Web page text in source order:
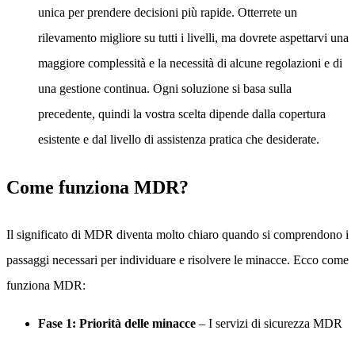
unica per prendere decisioni più rapide. Otterrete un
rilevamento migliore su tutti i livelli, ma dovrete aspettarvi una
maggiore complessità e la necessità di alcune regolazioni e di
una gestione continua. Ogni soluzione si basa sulla
precedente, quindi la vostra scelta dipende dalla copertura
esistente e dal livello di assistenza pratica che desiderate.
Come funziona MDR?
Il significato di MDR diventa molto chiaro quando si comprendono i
passaggi necessari per individuare e risolvere le minacce. Ecco come
funziona MDR:
Fase 1: Priorità delle minacce – I servizi di sicurezza MDR